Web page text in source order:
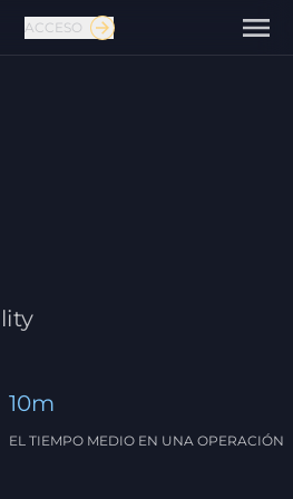
ACCESO
10m
EL TIEMPO MEDIO EN UNA OPERACIÓN